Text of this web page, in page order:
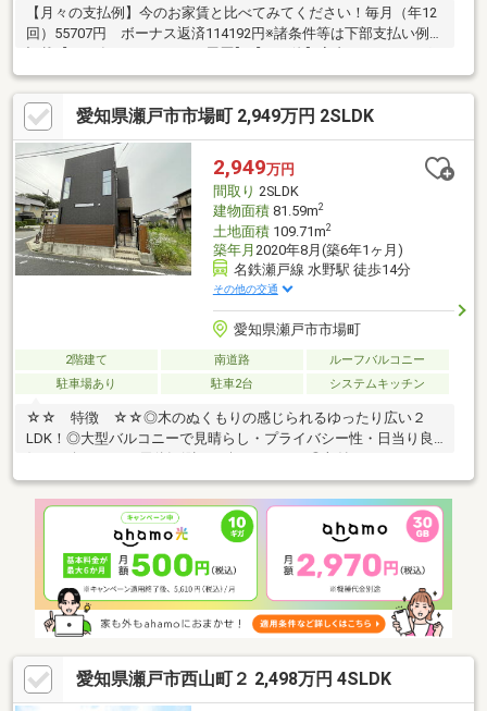
【月々の支払例】今のお家賃と比べてみてください！毎月（年12
回）55707円 ボーナス返済114192円※諸条件等は下部支払い例に
【おすすめポイント】■後片付けもラクラク、家事の時間短縮の
食器洗浄乾燥機付■名鉄瀬戸線「水野」駅まで徒歩13分！通勤・
通学も快適♪■2020年8月築の2LDK築浅物件■ ご希望の住まい探し
をお手伝いします－－－◆◇物件の詳細、ご相談はお気軽にお問
い合わせください。≪ 0120-09-8310 ≫
愛知県瀬戸市市場町 2,949万円 2SLDK
2,949万円
間取り 2SLDK
建物面積81.59m2
土地面積109.71m2
築年月 2020年8月(築6年1ヶ月)
名鉄瀬戸線 水野駅 徒歩14分
その他の交通
愛知県瀬戸市市場町
2階建て 南道路
ルーフバルコニー
駐車場あり
駐車2台 システムキッチン
☆☆ 特徴 ☆☆◎木のぬくもりの感じられるゆったり広い２
LDK！◎大型バルコニーで見晴らし・プライバシー性・日当り良
ューズクローク・納戸あり。◎オール電化住宅
愛知県瀬戸市西山町２ 2,498万円 4SLDK